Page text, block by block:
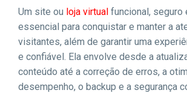
Um site ou loja virtual funcional, seguro
essencial para conquistar e manter a
visitantes, além de garantir uma
e confiável. Ela envolve desde a
conteúdo até a correção de erros, a
desempenho, o backup e a segurança